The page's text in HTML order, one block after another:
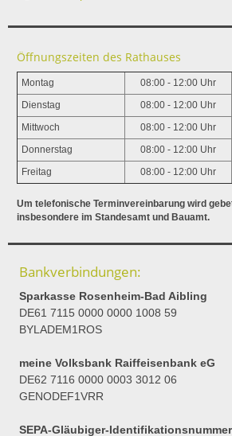
Öffnungszeiten des Rathauses
Montag 08:00 - 12:00 Uhr
Dienstag 08:00 - 12:00 Uhr
Mittwoch 08:00 - 12:00 Uhr
Donnerstag 08:00 - 12:00 Uhr
Freitag 08:00 - 12:00 Uhr
Um telefonische Terminvereinbarung wird
insbesondere im Standesamt und Bauamt.
Bankverbindungen:
Sparkasse Rosenheim-Bad Aibling
DE61 7115 0000 0000 1008 59
BYLADEM1ROS
meine Volksbank Raiffeisenbank eG
DE62 7116 0000 0003 3012 06
GENODEF1VRR
SEPA-Gläubiger-Identifikationsnummer